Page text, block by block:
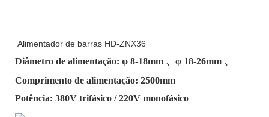
Alimentador de barras HD-ZNX36
Diâmetro de alimentação: φ 8-18mm 、φ 18-26mm 、
Comprimento de alimentação: 2500mm
Potência: 380V trifásico / 220V monofásico